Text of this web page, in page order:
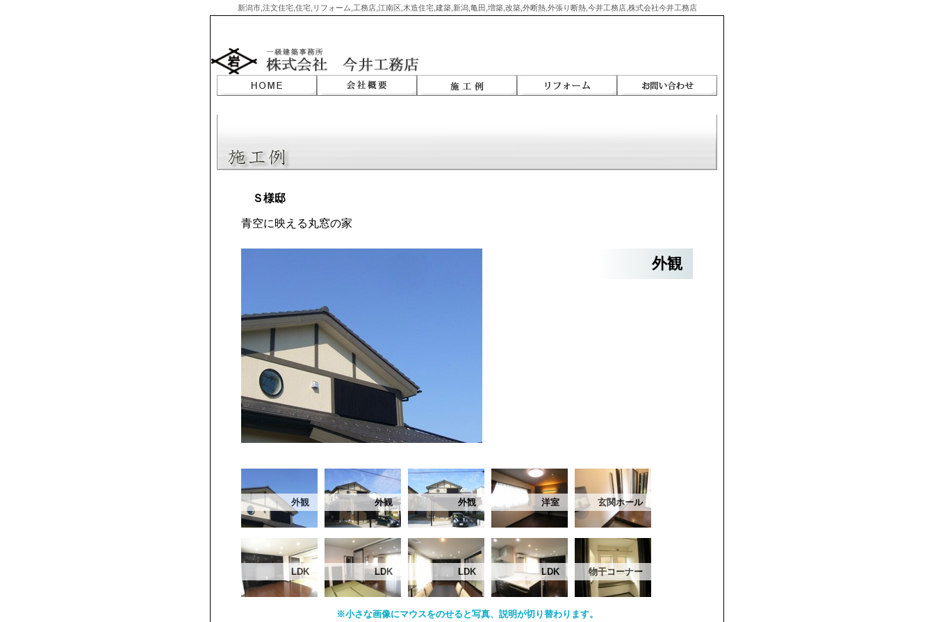
新潟市,注文住宅,住宅,リフォーム,工務店,江南区,木造住宅,建築,新潟,亀田,増築,改築,外断熱,外張り断熱,今井工務店,株式会社今井工務店
content
Ｓ様邸
青空に映える丸窓の家
外観
外観 外観 外観 洋室 玄関ホール
LDK LDK LDK LDK 物干コーナー
※小さな画像にマウスをのせると写真、説明が切り替わります。